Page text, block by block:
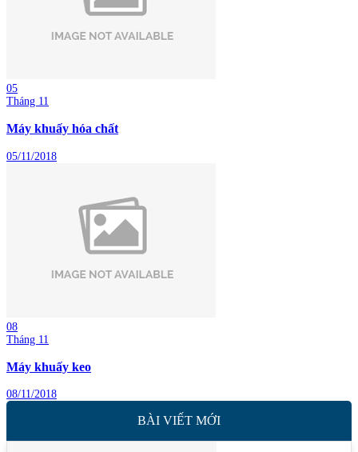
05
Tháng 11
Máy khuấy hóa chất
05/11/2018
08
Tháng 11
Máy khuấy keo
08/11/2018
BÀI VIẾT MỚI